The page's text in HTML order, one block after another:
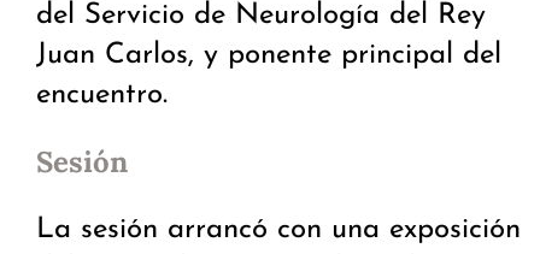
del Servicio de Neurología del Rey
Juan Carlos, y ponente principal del
encuentro.
Sesión
La sesión arrancó con una exposición